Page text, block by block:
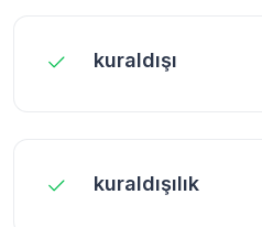
kuraldışı
kuraldışılık